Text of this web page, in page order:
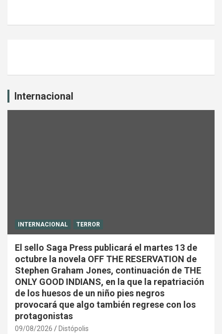
Internacional
INTERNACIONAL TERROR
El sello Saga Press publicará el martes 13 de
octubre la novela OFF THE RESERVATION de
Stephen Graham Jones, continuación de THE
ONLY GOOD INDIANS, en la que la repatriación
de los huesos de un niño pies negros
provocará que algo también regrese con los
protagonistas
09/08/2026 Distópolis